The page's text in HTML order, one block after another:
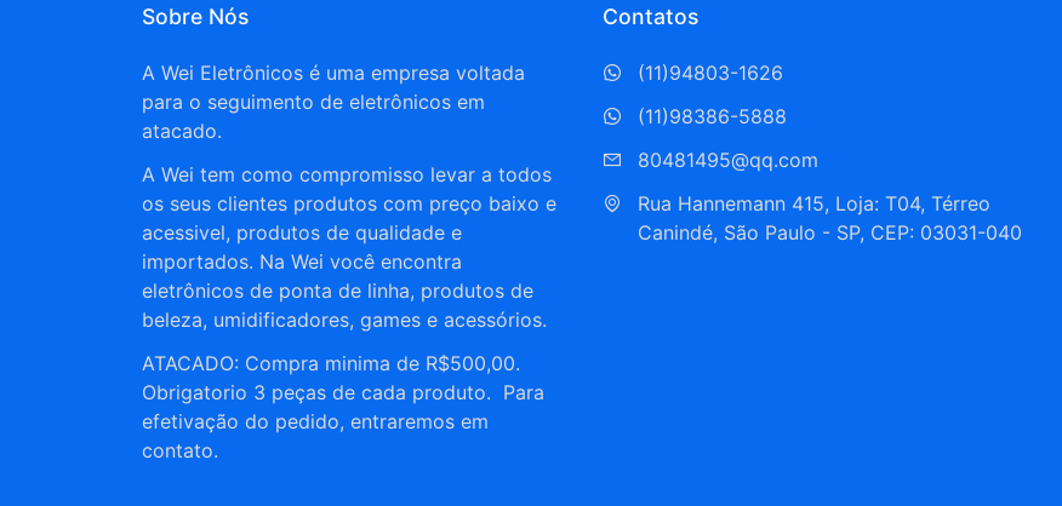
Sobre Nós
A Wei Eletrônicos é uma empresa voltada
para o seguimento de eletrônicos em
atacado.
A Wei tem como compromisso levar a todos
os seus clientes produtos com preço baixo e
acessivel, produtos de qualidade e
importados. Na Wei você encontra
eletrônicos de ponta de linha, produtos de
beleza, umidificadores, games e acessórios.
ATACADO: Compra minima de R$500,00.
Obrigatorio 3 peças de cada produto. Para
efetivação do pedido, entraremos em
contato.
Contatos
(11)94803-1626
(11)98386-5888
80481495@qq.com
Rua Hannemann 415, Loja: T04, Térreo
Canindé, São Paulo - SP, CEP: 03031-040